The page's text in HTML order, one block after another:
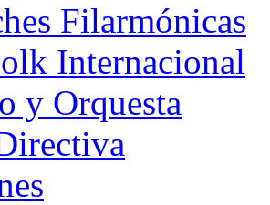
Filarmónicas
Internacional
y Orquesta